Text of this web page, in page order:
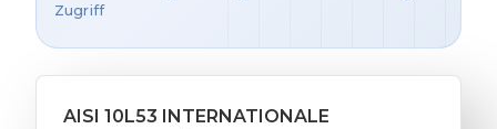
Zugriff
AISI 10L53 INTERNATIONALE